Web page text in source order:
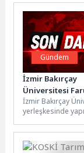
Gündem
İzmir Bakırçay
Üniversitesi
Camii İbadete
İzmir Bakırçay
yerleşkesinde
Üniversitesi
Camii, İzmir Valisi